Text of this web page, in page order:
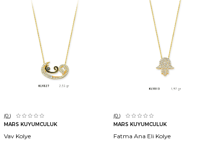
(0 )
MARS KUYUMCULUK
Vav Kolye
(0 )
MARS KUYUMCULUK
Fatma Ana Eli Kolye